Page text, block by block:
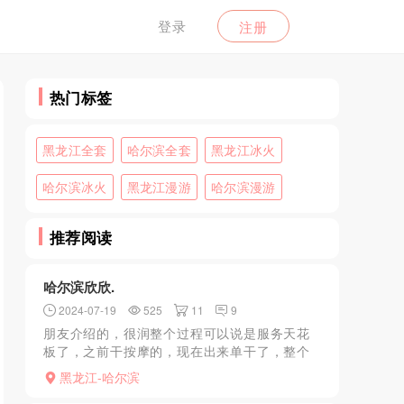
登录 注册
热门标签
黑龙江全套 哈尔滨全套 黑龙江冰火
哈尔滨冰火 黑龙江漫游 哈尔滨漫游
推荐阅读
哈尔滨欣欣.
2024-07-19 525 11 9
朋友介绍的，很润整个过程可以说是服务天花
板了，之前干按摩的，现在出来单干了，整个
过程可以说是服务天花板了，一整套流程下来
接近半小时都还没开始正餐呢，服务足足的，
黑龙江-哈尔滨